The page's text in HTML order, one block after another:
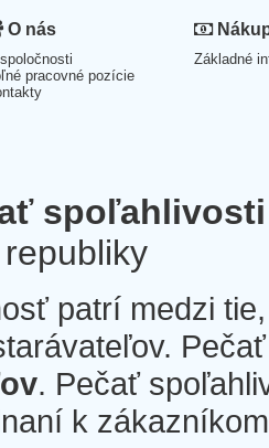
O nás
pracovné pozície
Základné
spoľahlivosti
patrí medzi
. Pečať
k